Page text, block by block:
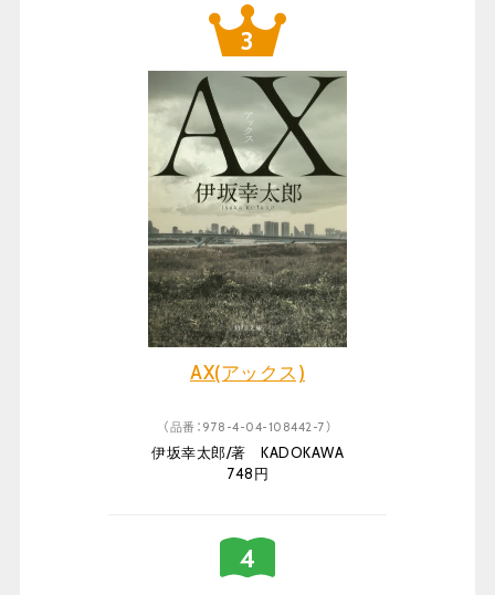
AX(アックス)
（品番：978-4-04-108442-7）
伊坂幸太郎/著 KADOKAWA
748円